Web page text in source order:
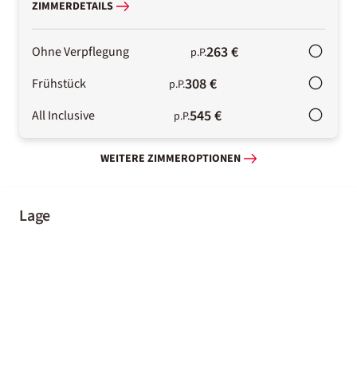
ZIMMERDETAILS
Ohne Verpflegung p.P.263 €
Frühstück p.P.308 €
All Inclusive p.P.545 €
WEITERE ZIMMEROPTIONEN
Lage